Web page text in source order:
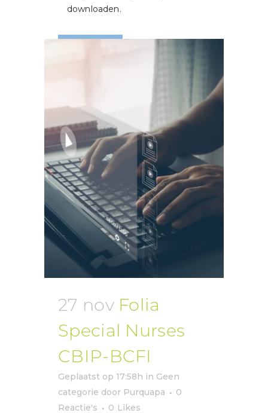
downloaden.
27 nov Folia
Special Nurses
CBIP-BCFI
Geplaatst op 17:58h in Geen
categorie door Purquapa
0
Reactie's
0 Likes